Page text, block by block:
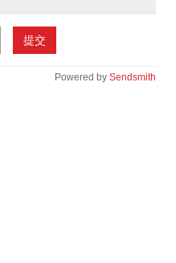
提交
Powered by Sendsmith